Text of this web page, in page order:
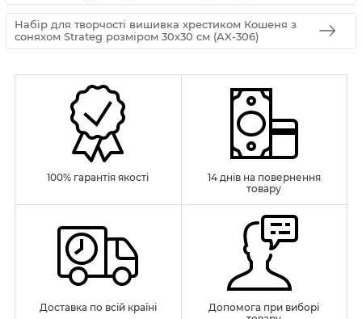
Набір для творчості вишивка хрестиком Кошеня з
соняхом Strateg розміром 30х30 см (AX-306)
100% гарантія якості
14 днів на повернення
товару
Доставка по всій країні
Допомога при виборі